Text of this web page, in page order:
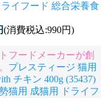
イフード 総合栄養食
(消費税込:990円)
フードメーカーが創
プレスティージ 猫用
チキン 400g (35437)
猫用 成猫用 ドライフ